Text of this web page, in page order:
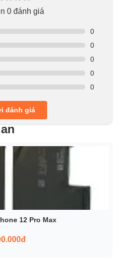
0 đánh giá
0
0
0
0
0
đánh giá
12 Pro Max